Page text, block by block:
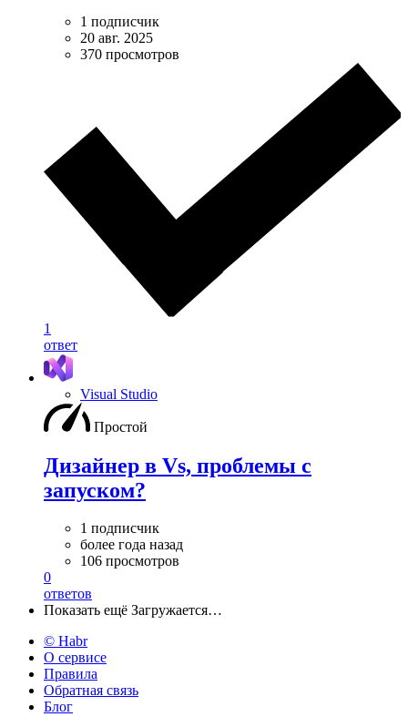
1 подписчик
20 авг. 2025
370 просмотров
1
ответ
Visual Studio
Простой
Дизайнер в Vs, проблемы с
запуском?
1 подписчик
более года назад
106 просмотров
0
ответов
Показать ещё Загружается…
© Habr
О сервисе
Правила
Обратная связь
Блог